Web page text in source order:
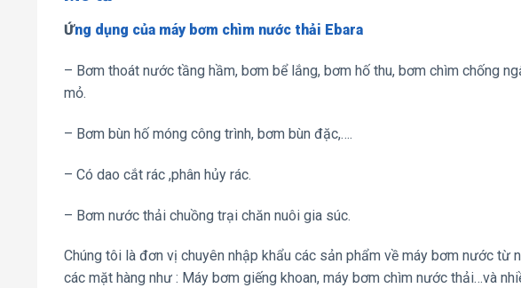
Ứng dụng của máy bơm chìm nước thải Ebara
– Bơm thoát nước tầng hầm, bơm bể lắng, bơm hố thu, bơm chìm chống
mỏ.
– Bơm bùn hố móng công trình, bơm bùn đặc,….
– Có dao cắt rác ,phân hủy rác.
– Bơm nước thải chuồng trại chăn nuôi gia súc.
Chúng tôi là đơn vị chuyên nhập khẩu các sản phẩm về máy bơm nước
các mặt hàng như : Máy bơm giếng khoan, máy bơm chìm nước thải…và